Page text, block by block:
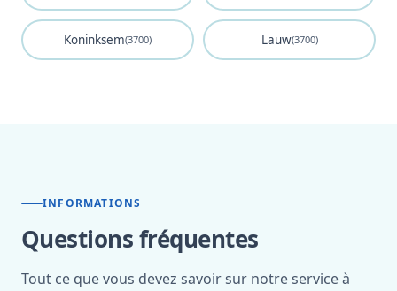
Koninksem(3700) Lauw(3700)
INFORMATIONS
Questions fréquentes
Tout ce que vous devez savoir sur notre service à